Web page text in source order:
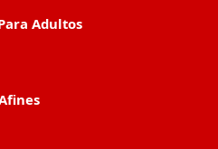
Adultos